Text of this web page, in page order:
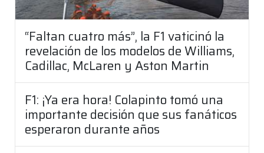
“Faltan cuatro más”, la F1 vaticinó la
revelación de los modelos de Williams,
Cadillac, McLaren y Aston Martin
F1: ¡Ya era hora! Colapinto tomó una
importante decisión que sus fanáticos
esperaron durante años